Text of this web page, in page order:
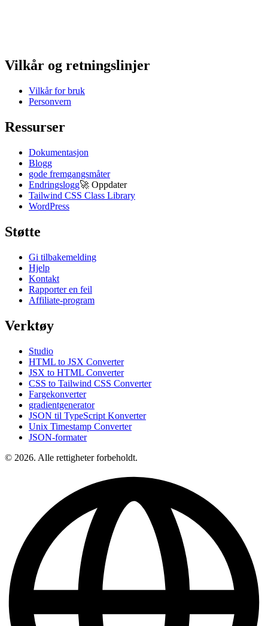
Vilkår og retningslinjer
Vilkår for bruk
Personvern
Ressurser
Dokumentasjon
Blogg
gode fremgangsmåter
Endringslogg🚀 Oppdater
Tailwind CSS Class Library
WordPress
Støtte
Gi tilbakemelding
Hjelp
Kontakt
Rapporter en feil
Affiliate-program
Verktøy
Studio
HTML to JSX Converter
JSX to HTML Converter
CSS to Tailwind CSS Converter
Fargekonverter
gradientgenerator
JSON til TypeScript Konverter
Unix Timestamp Converter
JSON-formater
© 2026. Alle rettigheter forbeholdt.